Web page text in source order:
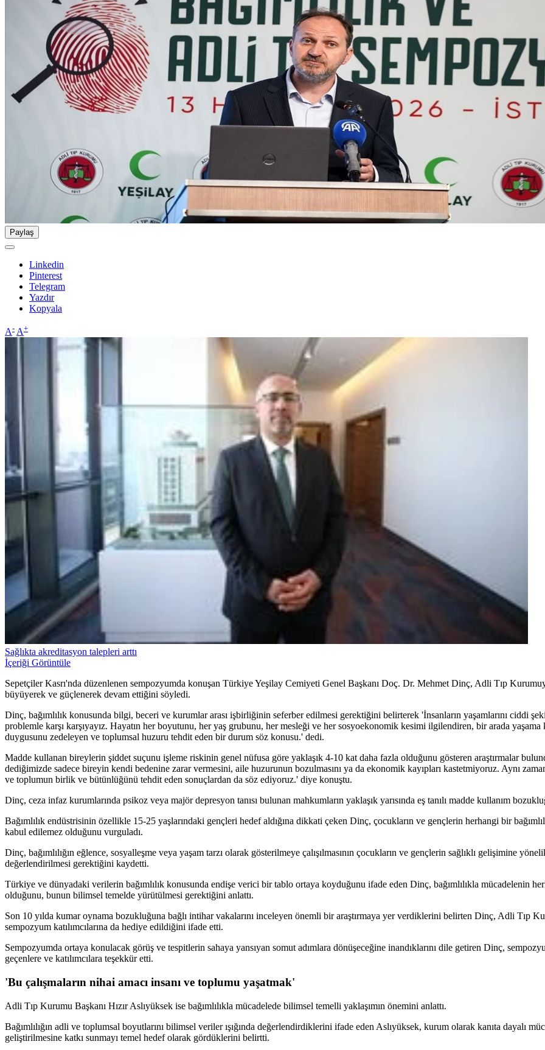
Paylaş
Linkedin
Pinterest
Telegram
Yazdır
Kopyala
A- A+
Sağlıkta akreditasyon talepleri arttı
İçeriği Görüntüle
Sepetçiler Kasrı'nda düzenlenen sempozyumda konuşan Türkiye Yeşilay Cemiyeti Genel Başkanı Doç. Dr. Mehmet Dinç, Adli Tıp
büyüyerek ve güçlenerek devam ettiğini söyledi.
Dinç, bağımlılık konusunda bilgi, beceri ve kurumlar arası işbirliğinin seferber edilmesi gerektiğini belirterek 'İnsanların yaşamlarını ciddi
problemle karşı karşıyayız. Hayatın her boyutunu, her yaş grubunu, her mesleği ve her sosyoekonomik kesimi ilgilendiren, bir arada
duygusunu zedeleyen ve toplumsal huzuru tehdit eden bir durum söz konusu.' dedi.
Madde kullanan bireylerin şiddet suçunu işleme riskinin genel nüfusa göre yaklaşık 4-10 kat daha fazla olduğunu gösteren araştırmalar
dediğimizde sadece bireyin kendi bedenine zarar vermesini, aile huzurunun bozulmasını ya da ekonomik kayıpları kastetmiyoruz. Aynı
ve toplumun birlik ve bütünlüğünü tehdit eden sonuçlardan da söz ediyoruz.' diye konuştu.
Dinç, ceza infaz kurumlarında psikoz veya majör depresyon tanısı bulunan mahkumların yaklaşık yarısında eş tanılı madde kullanım
Bağımlılık endüstrisinin özellikle 15-25 yaşlarındaki gençleri hedef aldığına dikkati çeken Dinç, çocukların ve gençlerin herhangi bir
kabul edilemez olduğunu vurguladı.
Dinç, bağımlılığın eğlence, sosyalleşme veya yaşam tarzı olarak gösterilmeye çalışılmasının çocukların ve gençlerin sağlıklı gelişimine
değerlendirilmesi gerektiğini kaydetti.
Türkiye ve dünyadaki verilerin bağımlılık konusunda endişe verici bir tablo ortaya koyduğunu ifade eden Dinç, bağımlılıkla mücadelenin
olduğunu, bunun bilimsel temelde yürütülmesi gerektiğini anlattı.
Son 10 yılda kumar oynama bozukluğuna bağlı intihar vakalarını inceleyen önemli bir araştırmaya yer verdiklerini belirten Dinç, Adli Tıp
sempozyum katılımcılarına da hediye edildiğini ifade etti.
Sempozyumda ortaya konulacak görüş ve tespitlerin sahaya yansıyan somut adımlara dönüşeceğine inandıklarını dile getiren Dinç,
geçenlere ve katılımcılara teşekkür etti.
'Bu çalışmaların nihai amacı insanı ve toplumu yaşatmak'
Adli Tıp Kurumu Başkanı Hızır Aslıyüksek ise bağımlılıkla mücadelede bilimsel temelli yaklaşımın önemini anlattı.
Bağımlılığın adli ve toplumsal boyutlarını bilimsel veriler ışığında değerlendirdiklerini ifade eden Aslıyüksek, kurum olarak kanıta dayalı
geliştirilmesine katkı sunmayı temel hedef olarak gördüklerini belirtti.